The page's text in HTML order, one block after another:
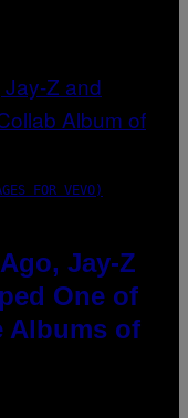
FOR VEVO)
Jay-Z
One of
Albums of